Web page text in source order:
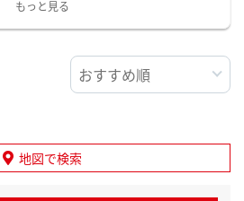
もっと見る
地図で検索